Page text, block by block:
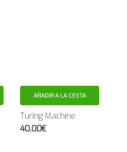
AÑADIR A LA CESTA
Turing Machine
40.00€